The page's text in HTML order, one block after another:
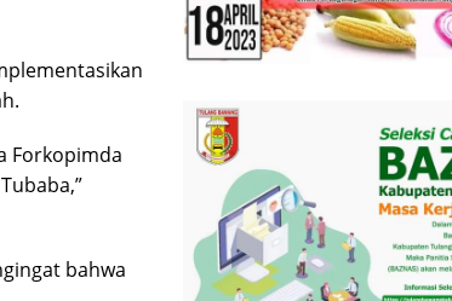
Forkopimda
bahwa